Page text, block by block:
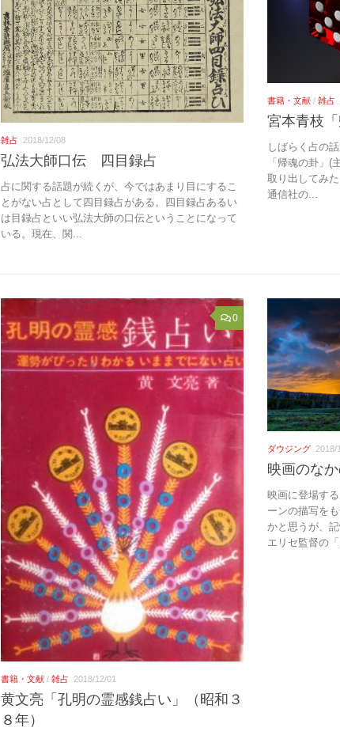
雑占 2018/12/08
弘法大師口伝 四目録占
占に関する話題が続くが、今ではあまり目にするこ
とがない占として四目録占がある。四目録占あるい
は目録占といい弘法大師の口伝ということになって
いる。現在、関...
書籍・文献 / 雑占
宮本青枝
しばらく占の
「帰魂の卦」(
取り出してみ
通信社の...
0
書籍・文献 / 雑占 2018/12/01
黄文亮「孔明の霊感銭占い」（昭和３
８年）
ダウジング 2018/
映画のな
映画に登場す
ーンの描写を
かと思うが、
エリセ監督の